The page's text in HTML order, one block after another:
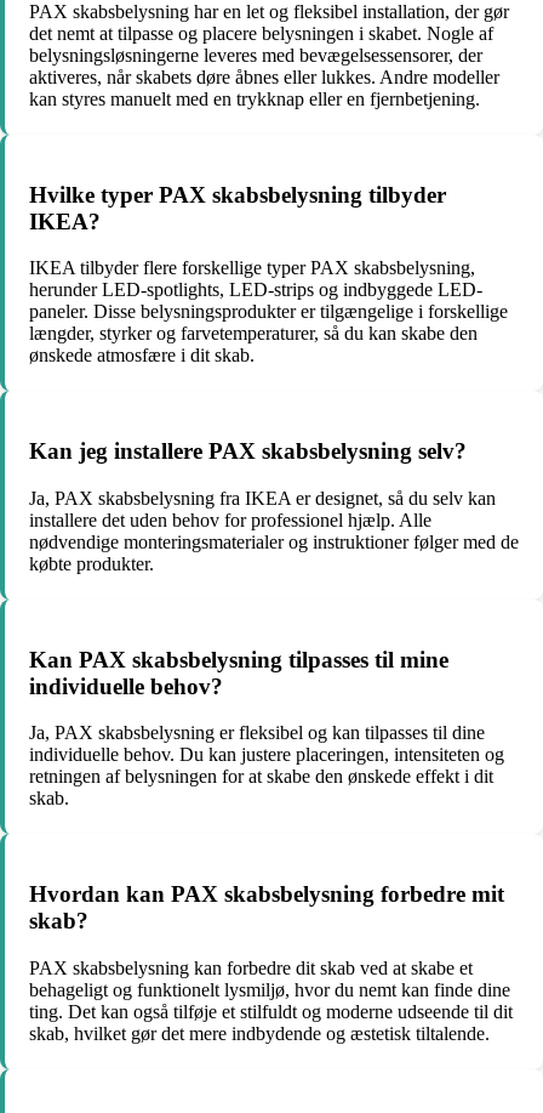
PAX skabsbelysning har en let og fleksibel installation, der gør
det nemt at tilpasse og placere belysningen i skabet. Nogle af
belysningsløsningerne leveres med bevægelsessensorer, der
aktiveres, når skabets døre åbnes eller lukkes. Andre modeller
kan styres manuelt med en trykknap eller en fjernbetjening.
Hvilke typer PAX skabsbelysning tilbyder
IKEA?
IKEA tilbyder flere forskellige typer PAX skabsbelysning,
herunder LED-spotlights, LED-strips og indbyggede LED-
paneler. Disse belysningsprodukter er tilgængelige i forskellige
længder, styrker og farvetemperaturer, så du kan skabe den
ønskede atmosfære i dit skab.
Kan jeg installere PAX skabsbelysning selv?
Ja, PAX skabsbelysning fra IKEA er designet, så du selv kan
installere det uden behov for professionel hjælp. Alle
nødvendige monteringsmaterialer og instruktioner følger med de
købte produkter.
Kan PAX skabsbelysning tilpasses til mine
individuelle behov?
Ja, PAX skabsbelysning er fleksibel og kan tilpasses til dine
individuelle behov. Du kan justere placeringen, intensiteten og
retningen af belysningen for at skabe den ønskede effekt i dit
skab.
Hvordan kan PAX skabsbelysning forbedre mit
skab?
PAX skabsbelysning kan forbedre dit skab ved at skabe et
behageligt og funktionelt lysmiljø, hvor du nemt kan finde dine
ting. Det kan også tilføje et stilfuldt og moderne udseende til dit
skab, hvilket gør det mere indbydende og æstetisk tiltalende.